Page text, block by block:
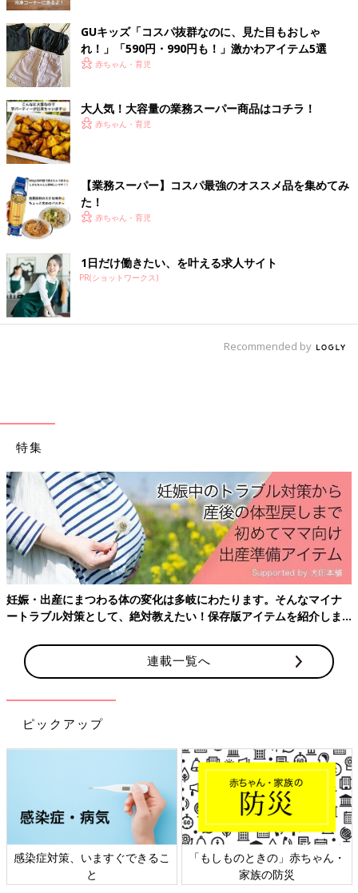
出典：Instagramアカウント「Costco業務スーパー大好き」
Costco業務スーパー大好きさんはこちらの炭酸水を購入。パパ
はお酒を割るのに使ったり、ママはそのまま飲料水として、お子
さんはカルピスを割って飲むなど家族全員で愛飲しているそうで
すよ♪ 家族みんなで飲めて、500mlでおよそ35円はお得すぎる価
格設定です(^^)
なんにでも使えるトマト缶もこんな激安価格で！
るぅ（業務スーパーCostco大好き）さんはこちらのトマト缶を
なんて驚きですよね！
GUキッズ「コスパ抜群なのに、見た目もおしゃ
れ！」「590円・990円も！」激かわアイテム5選
赤ちゃん・育児
大人気！大容量の業務スーパー商品はコチラ！
赤ちゃん・育児
【業務スーパー】コスパ最強のオススメ品を集めてみ
た！
赤ちゃん・育児
1日だけ働きたい、を叶える求人サイト
PR(ショットワークス)
Recommended by
特集
妊娠・出産にまつわる体の変化は多岐にわたります。そんなマイナ
ートラブル対策として、絶対教えたい！保存版アイテムを紹介しま
連載一覧へ
ピックアップ
感染症対策、いますぐできるこ
と
「もしものときの」赤ちゃん・
家族の防災